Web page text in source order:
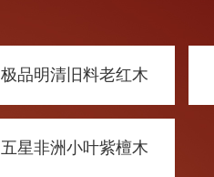
极品明清旧料老红木
五星非洲小叶紫檀木